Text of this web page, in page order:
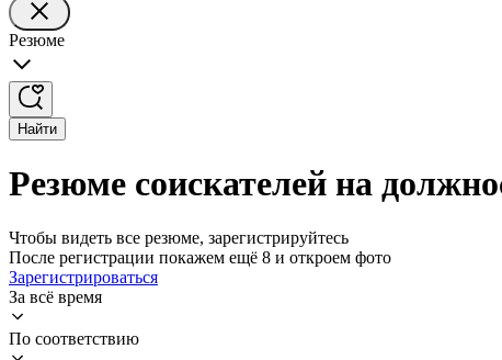
Резюме
Найти
Резюме соискателей на
Чтобы видеть все резюме, зарегистрируйтесь
После регистрации покажем ещё 8 и откроем фото
Зарегистрироваться
За всё время
По соответствию